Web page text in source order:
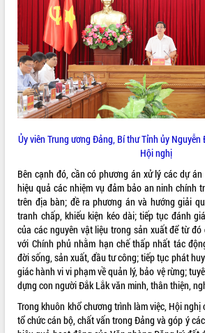
Đắk Lắk sơ kết 4 năm triển khai thực
hiện Đề án 06 của Chính phủ
Họp báo thông tin về Hội nghị Công bố
Quy hoạch và Xúc tiến đầu tư tỉnh Đắk
Lắk
Khơi thông điểm nghẽn, đẩy nhanh
giải ngân vốn khắc phục thiên tai
HĐND tỉnh thông qua điều chỉnh Quy
hoạch tỉnh thời kỳ 2021-2030
Hội thảo góp ý hồ sơ điều chỉnh quy
tầm nhìn đến năm 2050
Nâng cao hiệu quả hoạt động của các
doanh nghiệp nhà nước
Hội nghị triển khai kết nối mạng
truyền số liệu chuyên dùng phục vụ cơ
quan Đảng, Nhà nước
Lễ phát động chuỗi hoạt động chung
tay làm sạch môi trường
Xã Ea Kar bước chuyển mình trong
công tác cải cách hành chính mô hình
mới
Ủy viên Trung ương Đảng, Bí thư Tỉnh ủy
Hội nghị
Bên cạnh đó, cần có phương án xử lý các dự
hiệu quả các nhiệm vụ đảm bảo an ninh chính
trên địa bàn; đề ra phương án và hướng giải
tranh chấp, khiếu kiện kéo dài; tiếp tục đánh
của các nguyên vật liệu trong sản xuất để từ
với Chính phủ nhằm hạn chế thấp nhất tác
đời sống, sản xuất, đầu tư công; tiếp tục phát
giác hành vi vi phạm về quản lý, bảo vệ rừng;
dựng con người Đắk Lắk văn minh, thân thiện,
Trong khuôn khổ chương trình làm việc, Hội
tổ chức cán bộ, chất vấn trong Đảng và góp ý